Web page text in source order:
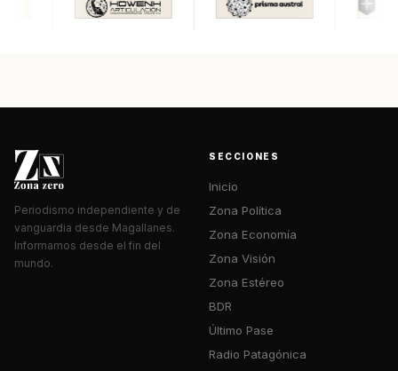
Periodismo independiente y de
vanguardia desde Magallanes.
Informamos desde el fin del
mundo.
SECCIONES
Inicio
Zona Política
Zona Economía
Zona Visión
Zona Estéreo
BDR
Último Pase
Radio Patagónica